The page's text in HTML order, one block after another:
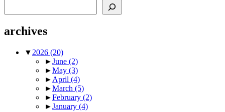
archives
▼ 2026 (20)
►June (2)
►May (3)
► April (4)
►March (5)
►February (2)
►January (4)